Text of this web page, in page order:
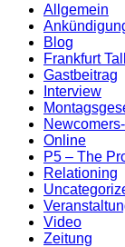
Allgemein
Blog
Frankfurt
Gastbeitrag
Interview
Online
P5 – The
Relationing
Video
Zeitung